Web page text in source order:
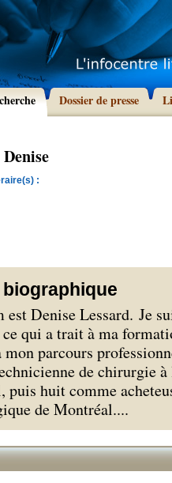
Dossier de presse
:
est Denise Lessard. Je
ce qui a trait à ma
mon parcours
de chirurgie
puis huit comme
de Montréal....